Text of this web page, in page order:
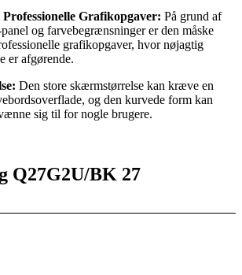
Grafikopgaver: På grund af
og farvebegrænsninger er den måske
grafikopgaver, hvor nøjagtig
er afgørende.
Den store skærmstørrelse kan kræve en
og den kurvede form kan
sig til for nogle brugere.
Q27G2U/BK 27